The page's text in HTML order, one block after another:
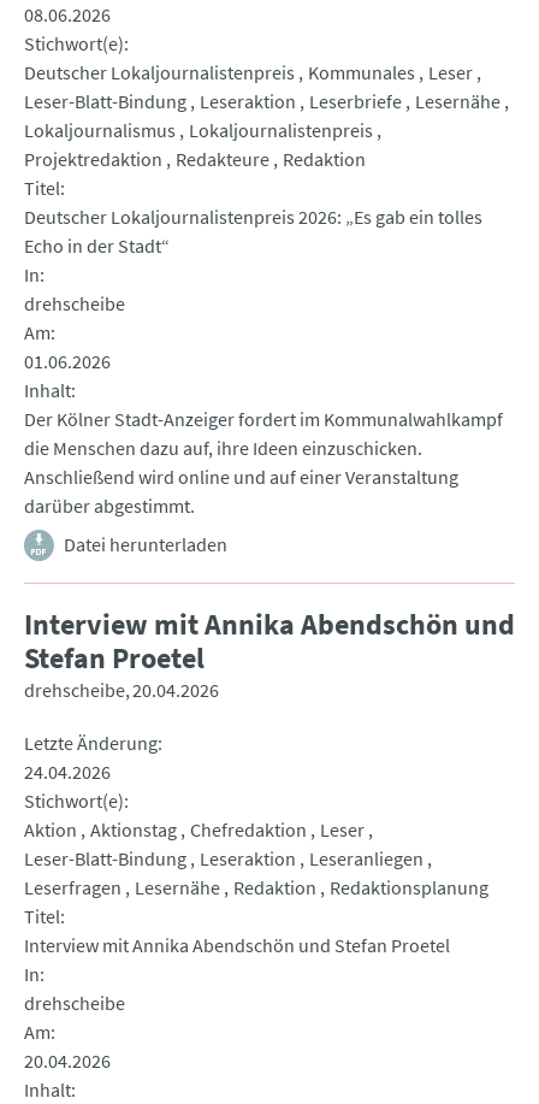
08.06.2026
Stichwort(e)
Deutscher Lokaljournalistenpreis
Kommunales
Leser
Leser-Blatt-Bindung Leseraktion Leserbriefe Lesernähe
Lokaljournalismus
Lokaljournalistenpreis
Projektredaktion
Redakteure Redaktion
Titel
Deutscher Lokaljournalistenpreis 2026: „Es gab ein tolles
Echo in der Stadt“
In
drehscheibe
Am
01.06.2026
Inhalt
Der Kölner Stadt-Anzeiger fordert im Kommunalwahlkampf
die Menschen dazu auf, ihre Ideen einzuschicken.
Anschließend wird online und auf einer Veranstaltung
darüber abgestimmt.
Datei herunterladen
Interview mit Annika Abendschön und
Stefan Proetel
drehscheibe 20.04.2026
Letzte Änderung
24.04.2026
Stichwort(e)
Aktion Aktionstag Chefredaktion
Leser
Leser-Blatt-Bindung Leseraktion
Leseranliegen
Leserfragen
Lesernähe Redaktion
Redaktionsplanung
Titel
Interview mit Annika Abendschön und Stefan Proetel
In
drehscheibe
Am
20.04.2026
Inhalt